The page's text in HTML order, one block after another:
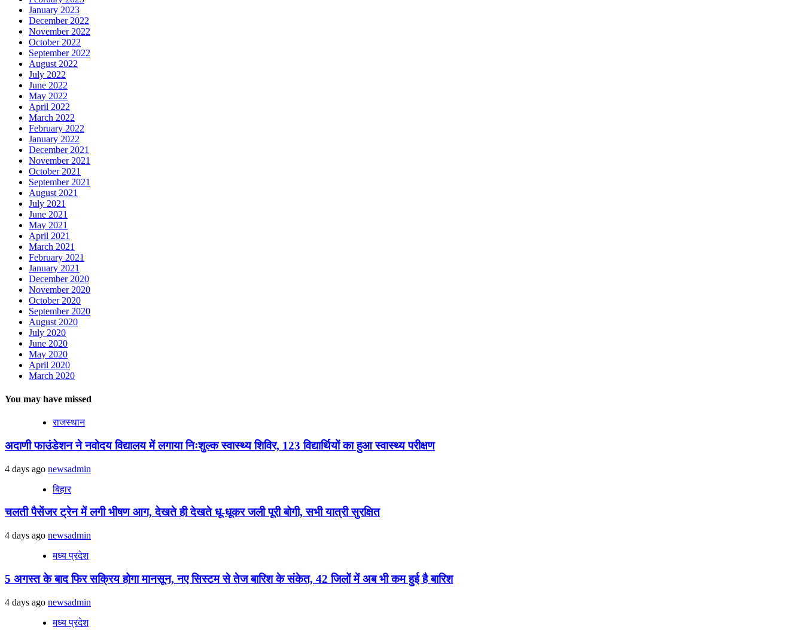
January 2023
December 2022
November 2022
October 2022
September 2022
August 2022
July 2022
June 2022
May 2022
April 2022
March 2022
February 2022
January 2022
December 2021
November 2021
October 2021
September 2021
August 2021
July 2021
June 2021
May 2021
April 2021
March 2021
February 2021
January 2021
December 2020
November 2020
October 2020
September 2020
August 2020
July 2020
June 2020
May 2020
April 2020
March 2020
You may have missed
राजस्थान
अदाणी फाउंडेशन ने नवोदय विद्यालय में लगाया निःशुल्क स्वास्थ्य शिविर, 123 विद्यार्थियों का हुआ स्वास्थ्य परीक्षण
4 days ago newsadmin
बिहार
चलती पैसेंजर ट्रेन में लगी भीषण आग, देखते ही देखते धू-धूकर जली पूरी बोगी, सभी यात्री सुरक्षित
4 days ago newsadmin
मध्य प्रदेश
5 अगस्त के बाद फिर सक्रिय होगा मानसून, नए सिस्टम से तेज बारिश के संकेत, 42 जिलों में अब भी कम हुई है बारिश
4 days ago newsadmin
मध्य प्रदेश